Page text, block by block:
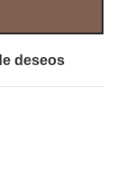
deseos